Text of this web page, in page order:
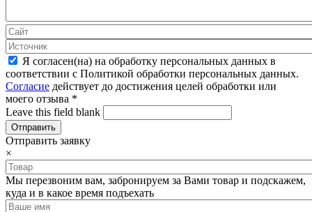
Я согласен(на) на обработку персональных данных в
соответствии с Политикой обработки персональных данных.
Согласие действует до достижения целей обработки или
моего отзыва *
Leave this field blank
Отправить заявку
×
Мы перезвоним вам, забронируем за Вами товар и подскажем,
куда и в какое время подъехать